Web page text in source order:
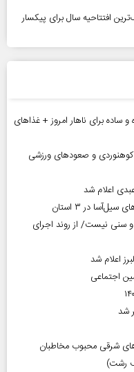
خوشمزه و ساده برای ناهار امروز + غذاهای
و صعودهای ورزشی
اعلام شد
سنی نیست/ از روند اجرای
اعلام شد
اجتماعی
شد
شرقی محبوب مخاطبان
رشت)